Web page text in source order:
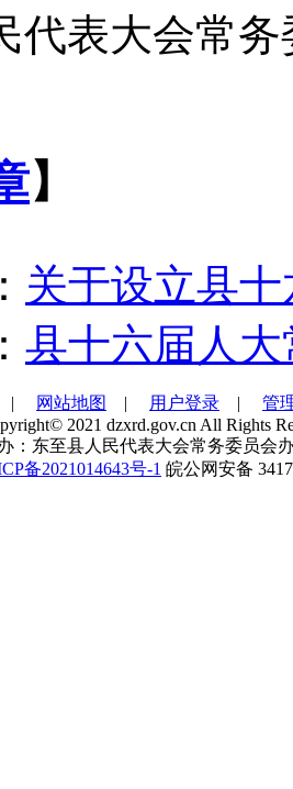
代表大会常
】
关于设立县
县十六届人
| 网站地图 | 用户登录 | 管
2021 dzxrd.gov.cn All Rights
：东至县人民代表大会常务委员会
备2021014643号-1 皖公网安备